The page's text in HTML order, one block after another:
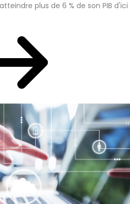
plus de 6 % de son PIB d'ici